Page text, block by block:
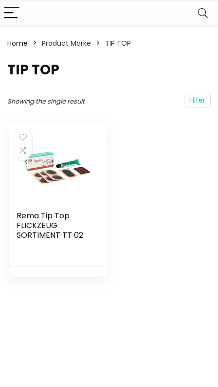
Home Product Marke ‎TIP TOP
‎TIP TOP
Filter
Showing the single result
Rema Tip Top
FLICKZEUG
SORTIMENT TT 02